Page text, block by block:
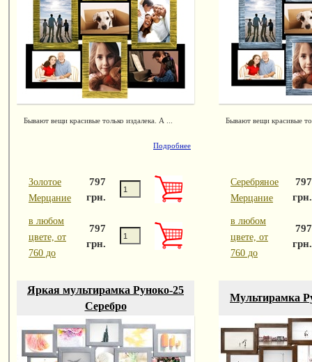
Бывают вещи красивые только издалека. А ...
Подробнее
Золотое
Мерцание
797
грн.
в любом
цвете, от
760 до
797
грн.
Бывают вещи красивые
Серебряное
Мерцание
797
грн.
в любом
цвете, от
760 до
797
грн.
Яркая мультирамка Руноко-25
Серебро
Мультирамка